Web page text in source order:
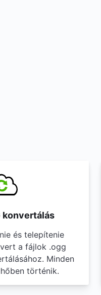
konvertálás
és telepítenie
a fájlok .ogg
Minden
történik.